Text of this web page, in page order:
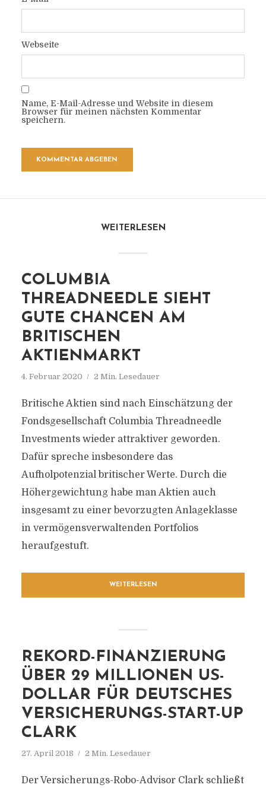
Webseite
Name, E-Mail-Adresse und Website in diesem
Browser für meinen nächsten Kommentar
speichern.
WEITERLESEN
COLUMBIA
THREADNEEDLE SIEHT
GUTE CHANCEN AM
BRITISCHEN
AKTIENMARKT
4. Februar 2020 2 Min. Lesedauer
Britische Aktien sind nach Einschätzung der
Fondsgesellschaft Columbia Threadneedle
Investments wieder attraktiver geworden.
Dafür spreche insbesondere das
Aufholpotenzial britischer Werte. Durch die
Höhergewichtung habe man Aktien auch
insgesamt zu einer bevorzugten Anlageklasse
in vermögensverwaltenden Portfolios
heraufgestuft.
WEITERLESEN
REKORD-FINANZIERUNG
ÜBER 29 MILLIONEN US-
DOLLAR FÜR DEUTSCHES
VERSICHERUNGS-START-UP
CLARK
27. April 2018 2 Min. Lesedauer
Der Versicherungs-Robo-Advisor Clark schließt